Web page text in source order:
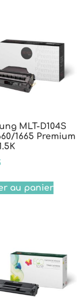
MLT-D104S
1665 Premium
au panier